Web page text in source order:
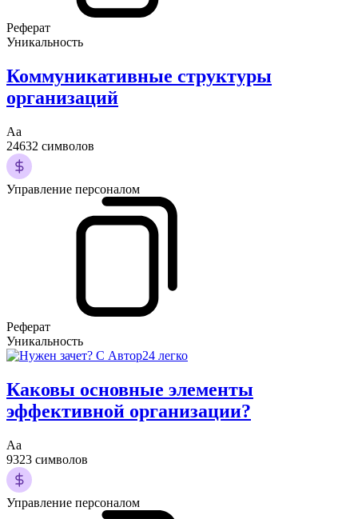
Реферат
Уникальность
Коммуникативные структуры
организаций
Аа
24632 символов
Управление персоналом
Реферат
Уникальность
Каковы основные элементы
эффективной организации?
Аа
9323 символов
Управление персоналом